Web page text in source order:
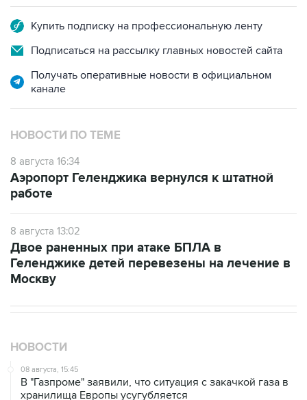
Купить подписку на профессиональную ленту
Подписаться на рассылку главных новостей сайта
Получать оперативные новости в официальном
канале
НОВОСТИ ПО ТЕМЕ
8 августа 16:34
Аэропорт Геленджика вернулся к штатной
работе
8 августа 13:02
Двое раненных при атаке БПЛА в
Геленджике детей перевезены на лечение в
Москву
НОВОСТИ
08 августа, 15:45
В "Газпроме" заявили, что ситуация с закачкой газа в
хранилища Европы усугубляется